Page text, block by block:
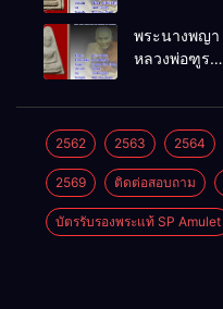
โพธิ์นิมิตร
พ.ศ.2512
พระนางพญา
หลวงพ่อฑูรย์
พ.ศ.2512
2562 2563 2564
2569 ติดต่อสอบถาม
บัตรรับรองพระแท้ SP Amulet